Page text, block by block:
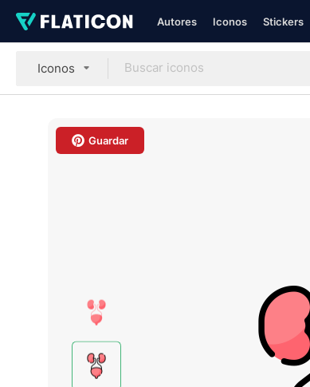
Autores Iconos Stickers
Iconos
Guardar